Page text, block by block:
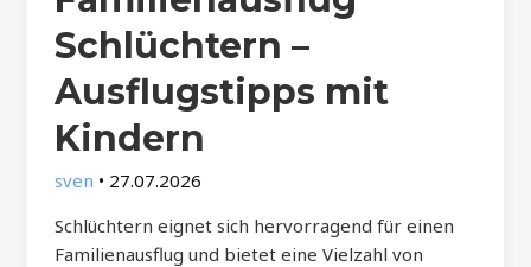
Schlüchtern –
Ausflugstipps mit
Kindern
sven • 27.07.2026
Schlüchtern eignet sich hervorragend für einen
Familienausflug und bietet eine Vielzahl von